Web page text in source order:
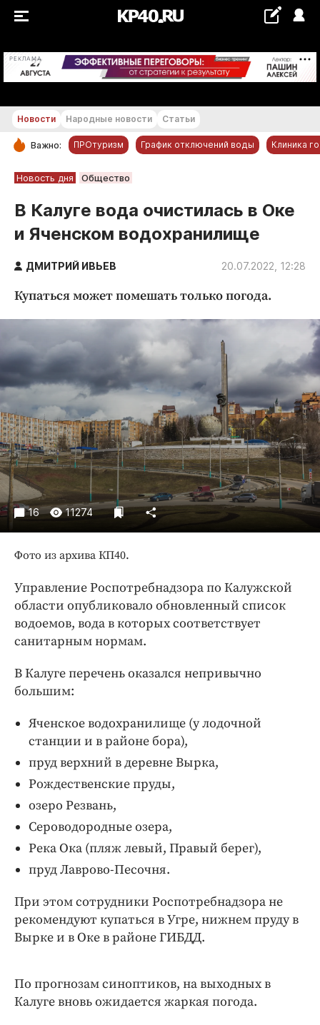
РЕКЛАМА +20...+21 °С
РУБРИКИ
Новости компаний
Статьи
Народные новости
Криминал
Культура
Недвижимость и ЖКХ
Образование
Общество
Погода
Праздники
Происшествия
Спорт
Экономика и бизнес
ПРОЕКТЫ
Издания
Медиаперсона
Интересное чтиво
Бренд года
Новости Народные новости Статьи
Важно: ПРОтуризм График отключений воды Клиника
Новость дня Общество
В Калуге вода очистилась в Оке
и Яченском водохранилище
ДМИТРИЙ ИВЬЕВ 20.07.2022, 12:28
Купаться может помешать только погода.
16 11274
Фото из архива КП40.
Управление Роспотребнадзора по Калужской
области опубликовало обновленный список
водоемов, вода в которых соответствует
санитарным нормам.
В Калуге перечень оказался непривычно
большим:
Яченское водохранилище (у лодочной
станции и в районе бора),
пруд верхний в деревне Вырка,
Рождественские пруды,
озеро Резвань,
Сероводородные озера,
Река Ока (пляж левый, Правый берег),
пруд Лаврово-Песочня.
При этом сотрудники Роспотребнадзора не
рекомендуют купаться в Угре, нижнем пруду в
Вырке и в Оке в районе ГИБДД.
По прогнозам синоптиков, на выходных в
Калуге вновь ожидается жаркая погода.